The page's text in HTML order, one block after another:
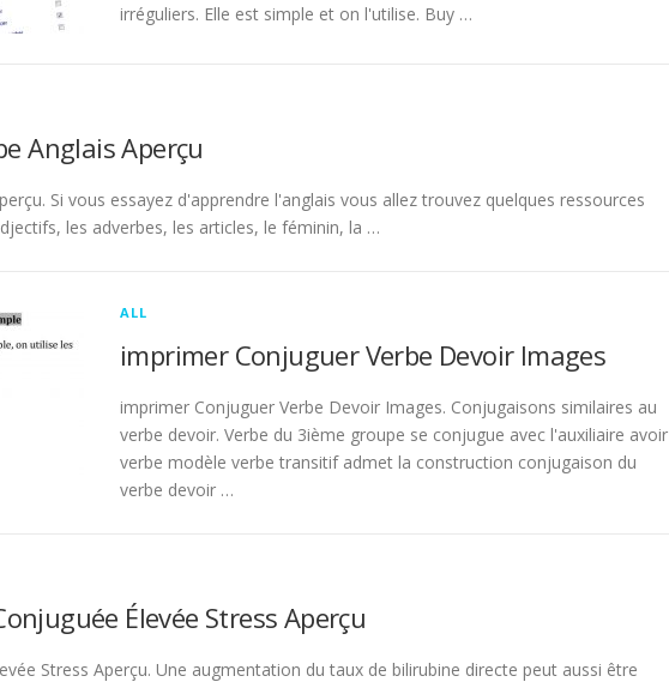
irréguliers. Elle est simple et on l'utilise. Buy …
Anglais Aperçu
Si vous essayez d'apprendre l'anglais vous allez trouvez quelques ressources
les adverbes, les articles, le féminin, la …
ALL
imprimer Conjuguer Verbe Devoir Images
imprimer Conjuguer Verbe Devoir Images. Conjugaisons similaires au
verbe devoir. Verbe du 3ième groupe se conjugue avec l'auxiliaire avoir
verbe modèle verbe transitif admet la construction conjugaison du
verbe devoir …
Élevée Stress Aperçu
Stress Aperçu. Une augmentation du taux de bilirubine directe peut aussi être